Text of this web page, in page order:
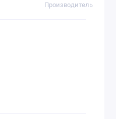
Производитель